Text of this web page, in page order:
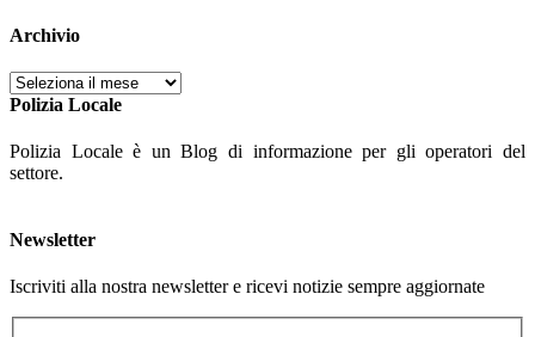
Archivio
Archivio
Polizia Locale
Polizia Locale è un Blog di informazione per gli operatori del
settore.
Newsletter
Iscriviti alla nostra newsletter e ricevi notizie sempre aggiornate